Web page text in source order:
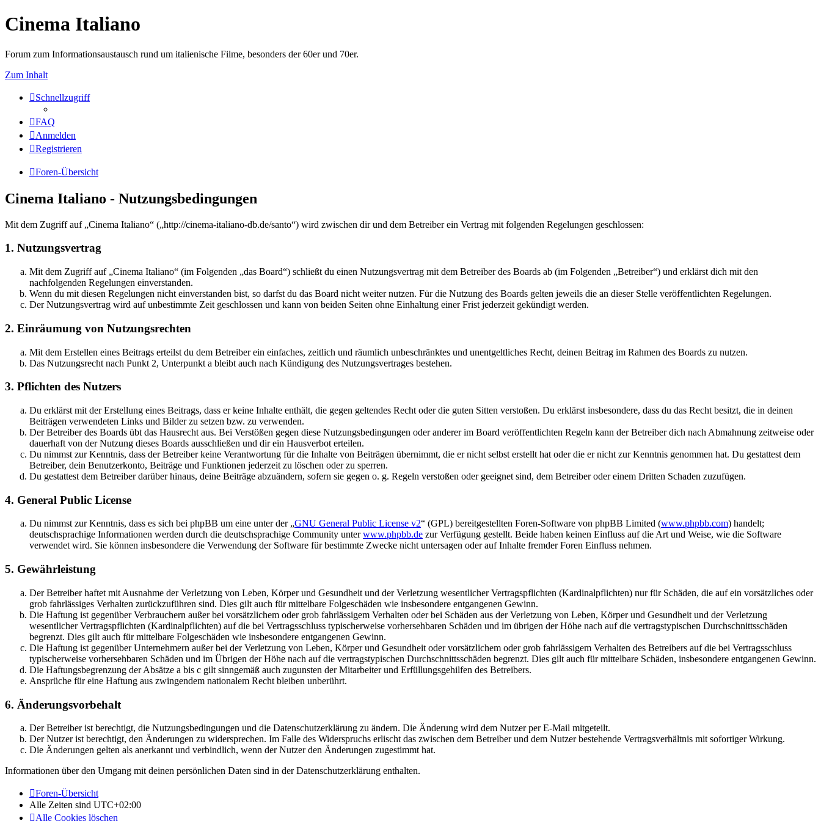
Cinema Italiano
Forum zum Informationsaustausch rund um italienische Filme, besonders der 60er und 70er.
Zum Inhalt
Schnellzugriff
FAQ
Anmelden
Registrieren
Foren-Übersicht
Cinema Italiano - Nutzungsbedingungen
Mit dem Zugriff auf „Cinema Italiano“ („http://cinema-italiano-db.de/santo“) wird zwischen dir und dem Betreiber ein Vertrag mit folgenden Regelungen geschlossen:
1. Nutzungsvertrag
Mit dem Zugriff auf „Cinema Italiano“ (im Folgenden „das Board“) schließt du einen Nutzungsvertrag mit dem Betreiber des Boards ab (im Folgenden „Betreiber“) und erklärst dich mit den
nachfolgenden Regelungen einverstanden.
Wenn du mit diesen Regelungen nicht einverstanden bist, so darfst du das Board nicht weiter nutzen. Für die Nutzung des Boards gelten jeweils die an dieser Stelle veröffentlichten Regelungen.
Der Nutzungsvertrag wird auf unbestimmte Zeit geschlossen und kann von beiden Seiten ohne Einhaltung einer Frist jederzeit gekündigt werden.
2. Einräumung von Nutzungsrechten
Mit dem Erstellen eines Beitrags erteilst du dem Betreiber ein einfaches, zeitlich und räumlich unbeschränktes und unentgeltliches Recht, deinen Beitrag im Rahmen des Boards zu nutzen.
Das Nutzungsrecht nach Punkt 2, Unterpunkt a bleibt auch nach Kündigung des Nutzungsvertrages bestehen.
3. Pflichten des Nutzers
Du erklärst mit der Erstellung eines Beitrags, dass er keine Inhalte enthält, die gegen geltendes Recht oder die guten Sitten verstoßen. Du erklärst insbesondere, dass du das Recht besitzt, die in deinen
Beiträgen verwendeten Links und Bilder zu setzen bzw. zu verwenden.
Der Betreiber des Boards übt das Hausrecht aus. Bei Verstößen gegen diese Nutzungsbedingungen oder anderer im Board veröffentlichten Regeln kann der Betreiber dich nach Abmahnung zeitweise oder
dauerhaft von der Nutzung dieses Boards ausschließen und dir ein Hausverbot erteilen.
Du nimmst zur Kenntnis, dass der Betreiber keine Verantwortung für die Inhalte von Beiträgen übernimmt, die er nicht selbst erstellt hat oder die er nicht zur Kenntnis genommen hat. Du gestattest dem
Betreiber, dein Benutzerkonto, Beiträge und Funktionen jederzeit zu löschen oder zu sperren.
Du gestattest dem Betreiber darüber hinaus, deine Beiträge abzuändern, sofern sie gegen o. g. Regeln verstoßen oder geeignet sind, dem Betreiber oder einem Dritten Schaden zuzufügen.
4. General Public License
Du nimmst zur Kenntnis, dass es sich bei phpBB um eine unter der „GNU General Public License v2“ (GPL) bereitgestellten Foren-Software von phpBB Limited (www.phpbb.com) handelt;
deutschsprachige Informationen werden durch die deutschsprachige Community unterwww.phpbb.de zur Verfügung gestellt. Beide haben keinen Einfluss auf die Art und Weise, wie die Software
verwendet wird. Sie können insbesondere die Verwendung der Software für bestimmte Zwecke nicht untersagen oder auf Inhalte fremder Foren Einfluss nehmen.
5. Gewährleistung
Der Betreiber haftet mit Ausnahme der Verletzung von Leben, Körper und Gesundheit und der Verletzung wesentlicher Vertragspflichten (Kardinalpflichten) nur für Schäden, die auf ein vorsätzliches oder
grob fahrlässiges Verhalten zurückzuführen sind. Dies gilt auch für mittelbare Folgeschäden wie insbesondere entgangenen Gewinn.
Die Haftung ist gegenüber Verbrauchern außer bei vorsätzlichem oder grob fahrlässigem Verhalten oder bei Schäden aus der Verletzung von Leben, Körper und Gesundheit und der Verletzung
wesentlicher Vertragspflichten (Kardinalpflichten) auf die bei Vertragsschluss typischerweise vorhersehbaren Schäden und im übrigen der Höhe nach auf die vertragstypischen Durchschnittsschäden
begrenzt. Dies gilt auch für mittelbare Folgeschäden wie insbesondere entgangenen Gewinn.
Die Haftung ist gegenüber Unternehmern außer bei der Verletzung von Leben, Körper und Gesundheit oder vorsätzlichem oder grob fahrlässigem Verhalten des Betreibers auf die bei Vertragsschluss
typischerweise vorhersehbaren Schäden und im Übrigen der Höhe nach auf die vertragstypischen Durchschnittsschäden begrenzt. Dies gilt auch für mittelbare Schäden, insbesondere entgangenen Gewinn.
Die Haftungsbegrenzung der Absätze a bis c gilt sinngemäß auch zugunsten der Mitarbeiter und Erfüllungsgehilfen des Betreibers.
Ansprüche für eine Haftung aus zwingendem nationalem Recht bleiben unberührt.
6. Änderungsvorbehalt
Der Betreiber ist berechtigt, die Nutzungsbedingungen und die Datenschutzerklärung zu ändern. Die Änderung wird dem Nutzer per E-Mail mitgeteilt.
Der Nutzer ist berechtigt, den Änderungen zu widersprechen. Im Falle des Widerspruchs erlischt das zwischen dem Betreiber und dem Nutzer bestehende Vertragsverhältnis mit sofortiger Wirkung.
Die Änderungen gelten als anerkannt und verbindlich, wenn der Nutzer den Änderungen zugestimmt hat.
Informationen über den Umgang mit deinen persönlichen Daten sind in der Datenschutzerklärung enthalten.
Foren-Übersicht
Alle Zeiten sind UTC+02:00
Alle Cookies löschen